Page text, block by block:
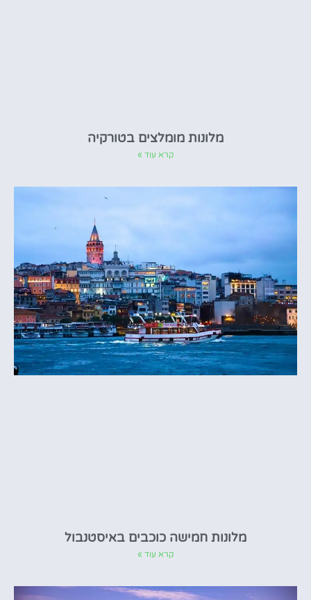
מלונות מומלצים בטורקיה
קרא עוד »
מלונות חמישה כוכבים באיסטנבול
קרא עוד »